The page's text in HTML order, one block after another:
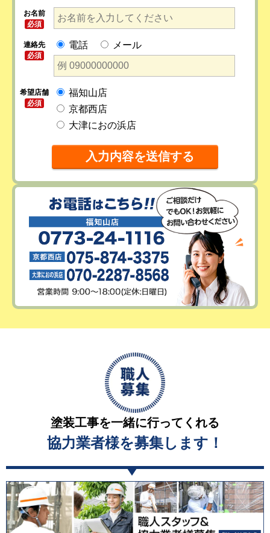
お名前
必須
連絡先
必須
電話 メール
希望店舗
必須
福知山店
京都西店
大津におの浜店
塗装工事を一緒に行ってくれる
協力業者様を募集します！